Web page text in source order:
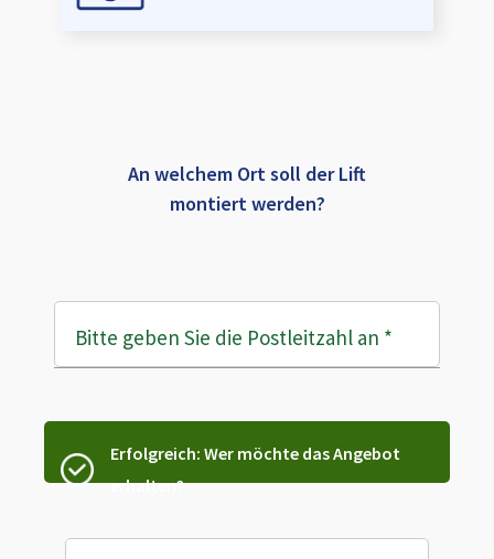
An welchem Ort soll der Lift
montiert werden?
Bitte geben Sie die Postleitzahl an *
Erfolgreich: Wer möchte das Angebot
erhalten?